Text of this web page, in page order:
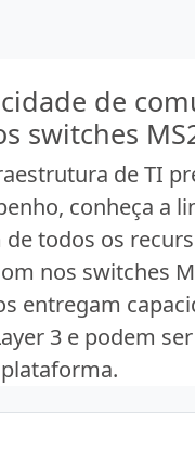
de
switches
de TI
conheça a
de todos os
nos switches
entregam
3 e podem